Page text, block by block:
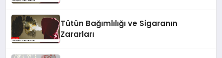
Tütün Bağımlılığı ve Sigaranın
Zararları